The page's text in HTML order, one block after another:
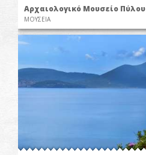
Αρχαιολογικό Μουσείο Πύλου
ΜΟΥΣΕΙΑ